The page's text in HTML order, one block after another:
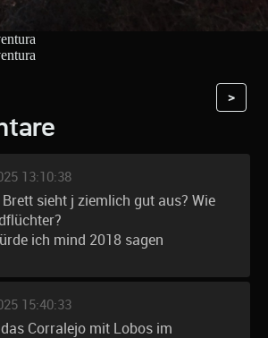
>
13:10:38
sieht j ziemlich gut aus? Wie
ich mind 2018 sagen
15:40:33
Corralejo mit Lobos im